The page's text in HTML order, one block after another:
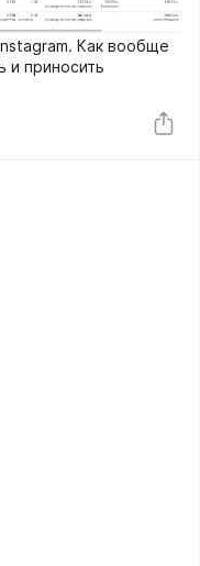
Как вообще
и приносить